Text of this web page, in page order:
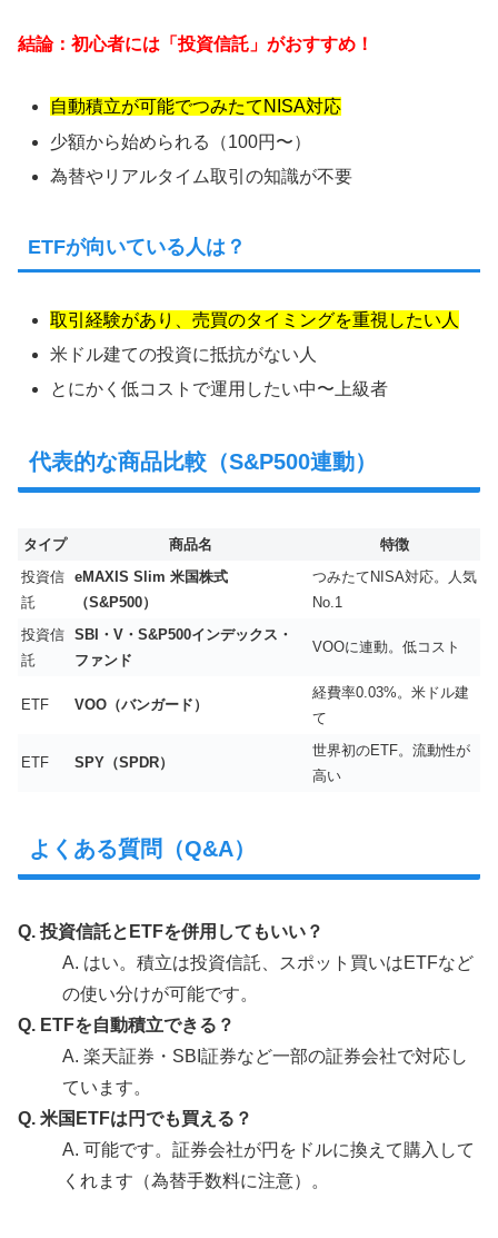
結論：初心者には「投資信託」がおすすめ！
自動積立が可能でつみたてNISA対応
少額から始められる（100円〜）
為替やリアルタイム取引の知識が不要
ETFが向いている人は？
取引経験があり、売買のタイミングを重視したい人
米ドル建ての投資に抵抗がない人
とにかく低コストで運用したい中〜上級者
代表的な商品比較（S&P500連動）
タイプ 商品名
特徴
投資信
託
eMAXIS Slim 米国株式
（S&P500）
つみたてNISA対応。人気
No.1
投資信
託
SBI・V・S&P500インデックス・
ファンド
VOOに連動。低コスト
ETF VOO（バンガード）
経費率0.03%。米ドル建
て
ETF SPY（SPDR）
世界初のETF。流動性が
高い
よくある質問（Q&A）
Q. 投資信託とETFを併用してもいい？
A. はい。積立は投資信託、スポット買いはETFなど
の使い分けが可能です。
Q. ETFを自動積立できる？
A. 楽天証券・SBI証券など一部の証券会社で対応し
ています。
Q. 米国ETFは円でも買える？
A. 可能です。証券会社が円をドルに換えて購入して
くれます（為替手数料に注意）。